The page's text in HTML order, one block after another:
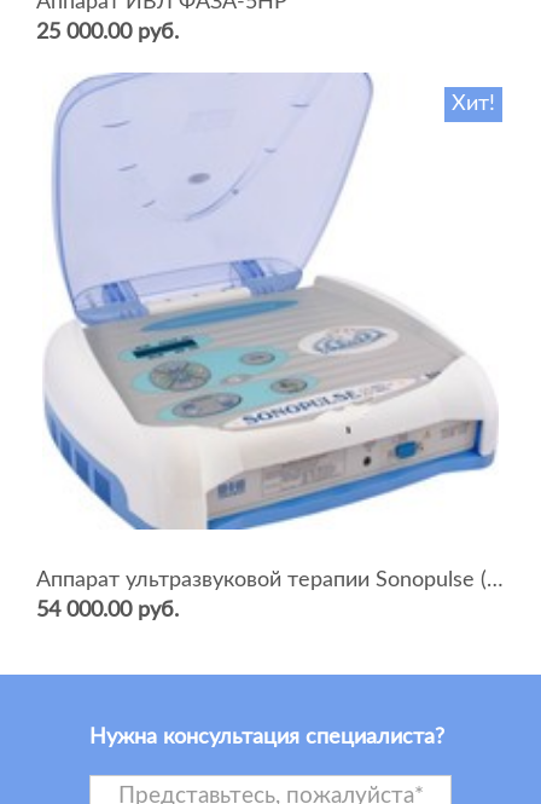
25 000.00 руб.
Хит!
Аппарат ультразвуковой терапии Sonopulse (мультичастотный 1 и 3 Мгц)
54 000.00 руб.
Нужна консультация специалиста?